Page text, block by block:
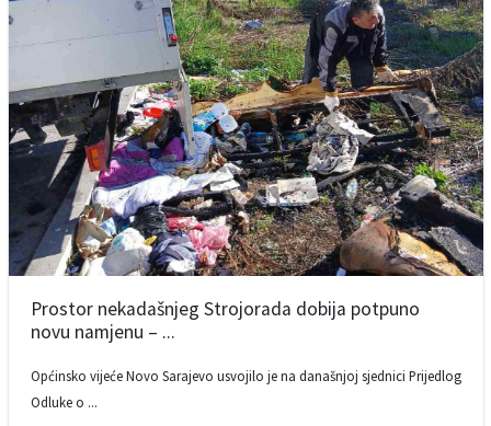
Prostor nekadašnjeg Strojorada dobija potpuno
novu namjenu – ...
Općinsko vijeće Novo Sarajevo usvojilo je na današnjoj sjednici Prijedlog
Odluke o ...